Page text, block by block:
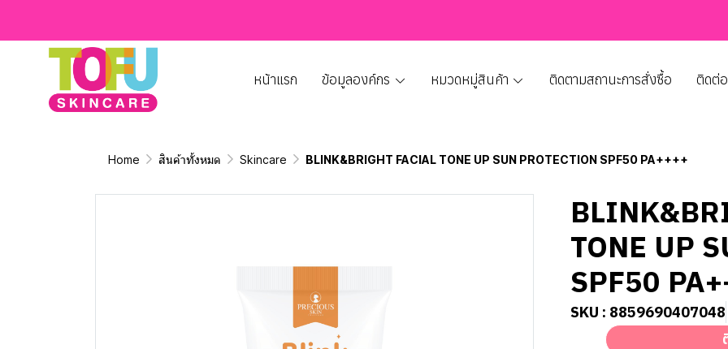
หน้าแรก ข้อมูลองค์กร หมวดหมู่สินค้า ติดตามสถานะการสั่งซื้อ ติดต่อ
Home สินค้าทั้งหมด Skincare BLINK&BRIGHT FACIAL TONE UP SUN PROTECTION SPF50 PA++++
TONE UP
SPF50
SKU : 8859690407048